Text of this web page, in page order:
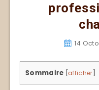
14
Sommaire afficher